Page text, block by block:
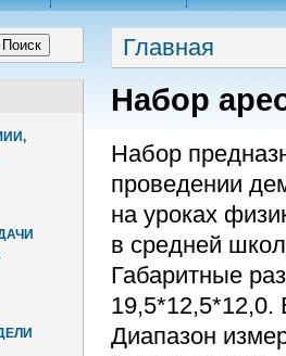
Вы здесь
Главная
Набор
Набор
проведении
на уроках
в средней
Габаритные
19,5*12,5*12,0.
Диапазон